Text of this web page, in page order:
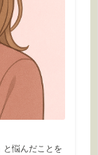
悩んだことを